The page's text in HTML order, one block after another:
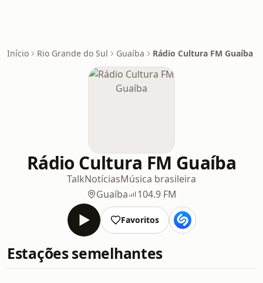
Início Rio Grande do Sul Guaíba Rádio Cultura FM Guaíba
Rádio Cultura FM Guaíba
TalkNotíciasMúsica brasileira
Guaíba
104.9 FM
Favoritos
Estações semelhantes